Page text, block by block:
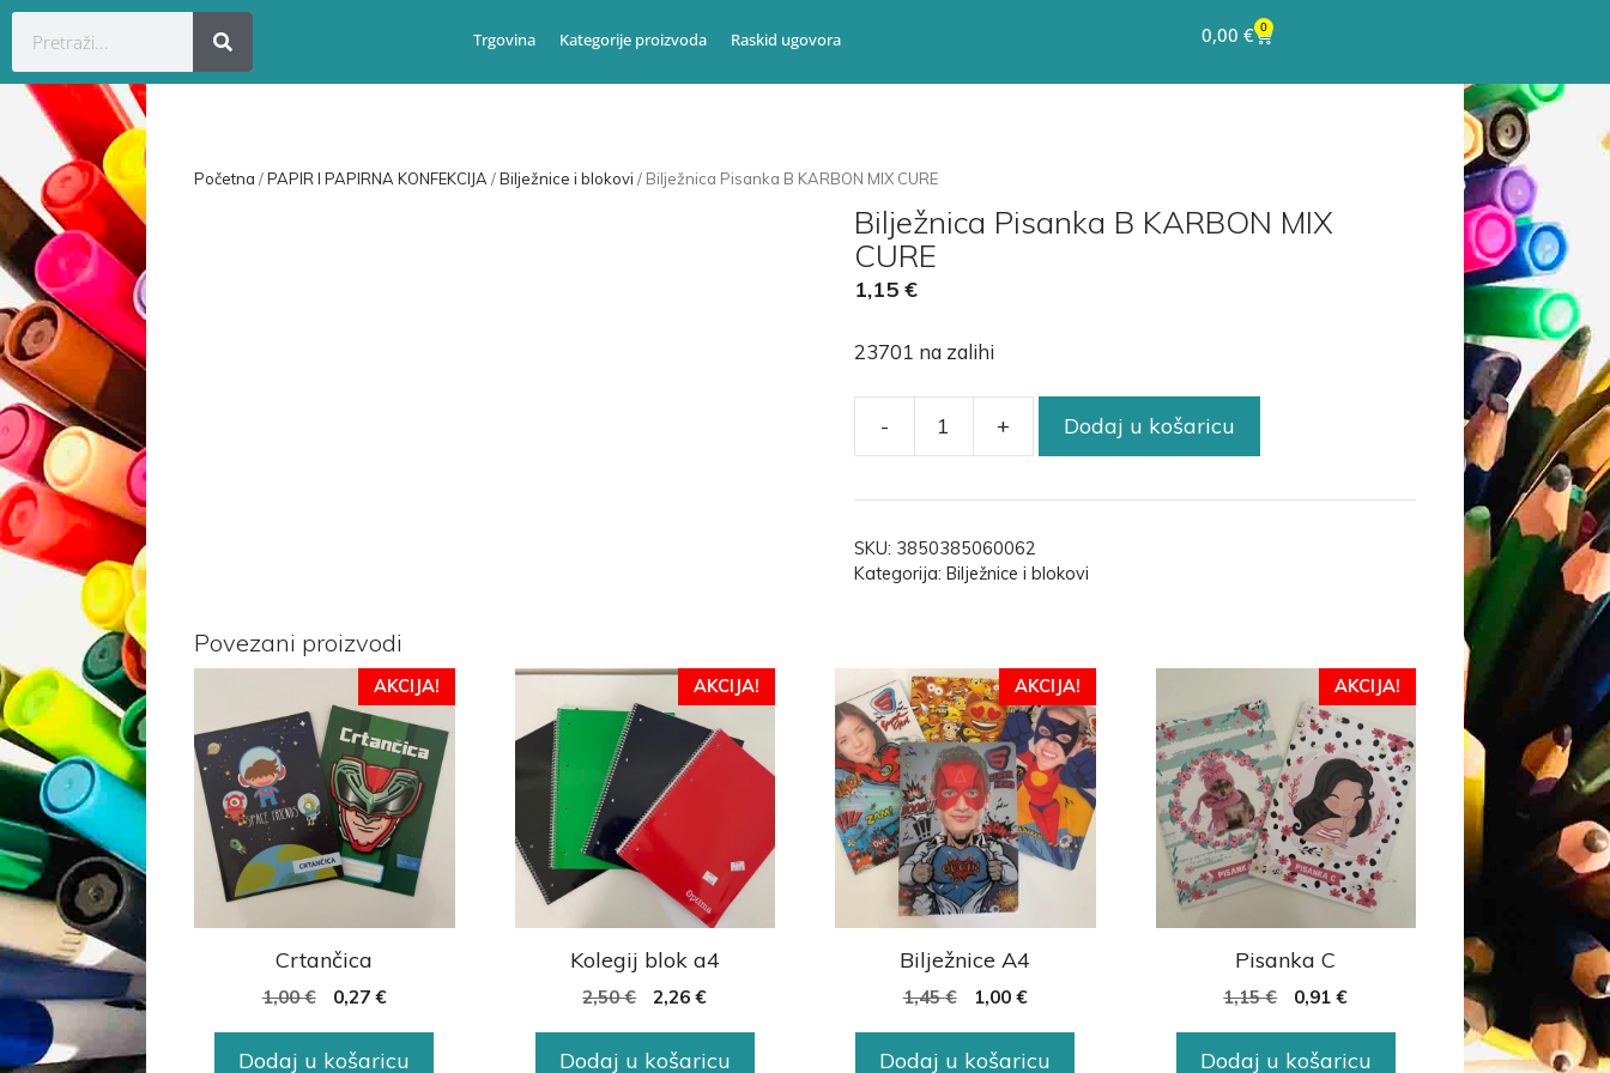
Trgovina Kategorije proizvoda Raskid ugovora 0,00€ 0
Početna /PAPIR I PAPIRNA KONFEKCIJA /Bilježnice i blokovi / Bilježnica Pisanka B KARBON MIX CURE
Bilježnica Pisanka B KARBON MIX
CURE
1,15 €
23701 na zalihi
- + Dodaj u košaricu
SKU: 3850385060062
Kategorija: Bilježnice i blokovi
Povezani proizvodi
AKCIJA!
Crtančica
1,00€ 0,27 €
Dodaj u košaricu
AKCIJA!
Kolegij blok a4
2,50€ 2,26€
Dodaj u košaricu
AKCIJA!
Bilježnice A4
1,45€ 1,00 €
Dodaj u košaricu
AKCIJA!
Pisanka C
1,15€ 0,91€
Dodaj u košaricu